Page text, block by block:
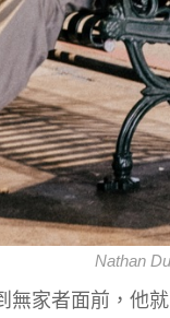
Nathan
無家者面前，他